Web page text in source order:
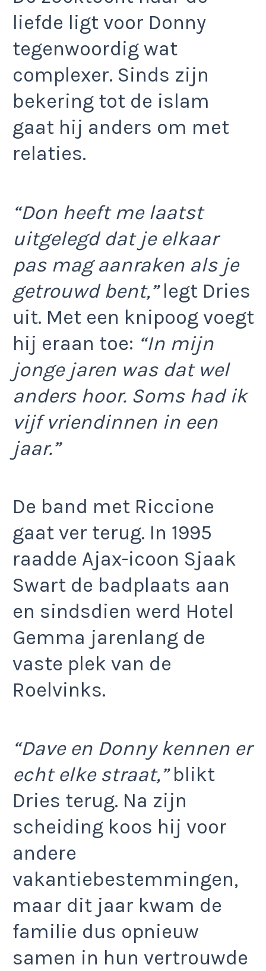
liefde ligt voor Donny
tegenwoordig wat
complexer. Sinds zijn
bekering tot de islam
gaat hij anders om met
relaties.
“Don heeft me laatst
uitgelegd dat je elkaar
pas mag aanraken als je
getrouwd bent,”legt Dries
uit. Met een knipoog voegt
hij eraan toe: “In mijn
jonge jaren was dat wel
anders hoor. Soms had ik
vijf vriendinnen in een
jaar.”
De band met Riccione
gaat ver terug. In 1995
raadde Ajax-icoon Sjaak
Swart de badplaats aan
en sindsdien werd Hotel
Gemma jarenlang de
vaste plek van de
Roelvinks.
“Dave en Donny kennen er
echt elke straat,”blikt
Dries terug. Na zijn
scheiding koos hij voor
andere
vakantiebestemmingen,
maar dit jaar kwam de
familie dus opnieuw
samen in hun vertrouwde